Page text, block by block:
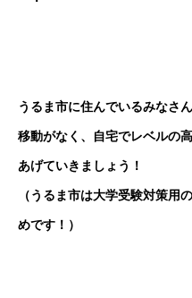
うるま市に住んでいるみなさん
移動がなく、自宅でレベルの
あげていきましょう！
（うるま市は大学受験対策用
めです！）